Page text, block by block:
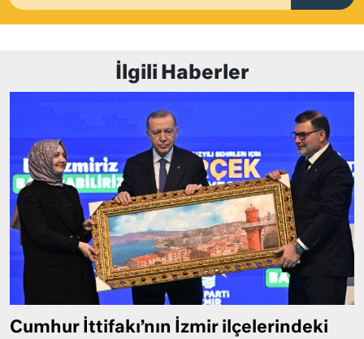
İlgili Haberler
Cumhur İttifakı’nın İzmir ilçelerindeki